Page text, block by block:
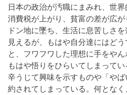
日本の政治が汚職にまみれ、世界
消費税が上がり、貧富の差が広
ドン地に墜ち、生活に息苦しさ
見えるが、もはや自分達にはど
と、フワフワした理想に手をや
もはや悟りをひらいてしまってい
辛うじて興味を示すものや「や
約されてしまっている。何とな